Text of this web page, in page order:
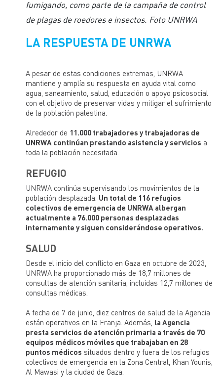
fumigando, como parte de la campaña de control
de plagas de roedores e insectos. Foto UNRWA
LA RESPUESTA DE UNRWA
A pesar de estas condiciones extremas, UNRWA
mantiene y amplía su respuesta en ayuda vital como
agua, saneamiento, salud, educación o apoyo psicosocial
con el objetivo de preservar vidas y mitigar el sufrimiento
de la población palestina.
Alrededor de 11.000 trabajadores y trabajadoras de
UNRWA continúan prestando asistencia y servicios a
toda la población necesitada.
REFUGIO
UNRWA continúa supervisando los movimientos de la
población desplazada. Un total de 116 refugios
colectivos de emergencia de UNRWA albergan
actualmente a 76.000 personas desplazadas
internamente y siguen considerándose operativos.
SALUD
Desde el inicio del conflicto en Gaza en octubre de 2023,
UNRWA ha proporcionado más de 18,7 millones de
consultas de atención sanitaria, incluidas 12,7 millones de
consultas médicas.
A fecha de 7 de junio, diez centros de salud de la Agencia
están operativos en la Franja. Además, la Agencia
presta servicios de atención primaria a través de 70
equipos médicos móviles que trabajaban en 28
puntos médicos situados dentro y fuera de los refugios
colectivos de emergencia en la Zona Central, Khan Younis,
Al Mawasi y la ciudad de Gaza.